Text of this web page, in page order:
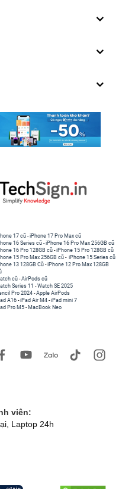
17 cũ-iPhone 17 Pro Max cũ
16 Series cũ - iPhone 16 Pro Max 256GB cũ
16 Pro 128GB cũ-iPhone 15 Pro 128GB cũ
15 Pro Max 256GB cũ - iPhone 15 Series cũ
13 128GB Cũ -iPhone 12 Pro Max 128GB
cũ -AirPods cũ
Series 11 -Watch SE 2025
Pro 2024-Apple AirPods
A16-iPad Air M4 -iPad mini 7
Pro M5 - MacBook Neo
viên:
Laptop 24h